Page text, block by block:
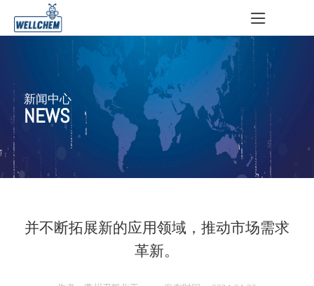
新闻中心
NEWS
并不断拓展新的应用领域，推动市场需求
革新。